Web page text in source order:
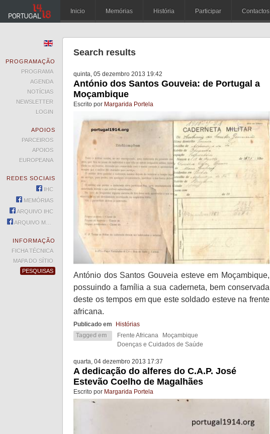
Inicio Memórias História Participar Contactos
Search results
quinta, 05 dezembro 2013 19:42
António dos Santos Gouveia: de Portugal a
Moçambique
Escrito por Margarida Portela
António dos Santos Gouveia esteve em Moçambique,
possuindo a família a sua caderneta, bem conservada
deste os tempos em que este soldado esteve na frente
africana.
Publicado em
Histórias
Tagged em
Frente Africana
Moçambique
Doenças e Cuidados de Saúde
quarta, 04 dezembro 2013 17:37
A dedicação do alferes do C.A.P. José
Estevão Coelho de Magalhães
Escrito por Margarida Portela
PROGRAMAÇÃO
PROGRAMA
AGENDA
NOTÍCIAS
NEWSLETTER
LOGIN
APOIOS
PARCEIROS
APOIOS
EUROPEANA
REDES SOCIAIS
IHC
MEMÓRIAS
ARQUIVO IHC
ARQUIVO MEMÓRIAS
INFORMAÇÃO
FICHA TÉCNICA
MAPA DO SÍTIO
PESQUISAS